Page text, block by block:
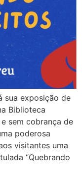
sua exposição de
Biblioteca
sem cobrança de
poderosa
visitantes uma
“Quebrando